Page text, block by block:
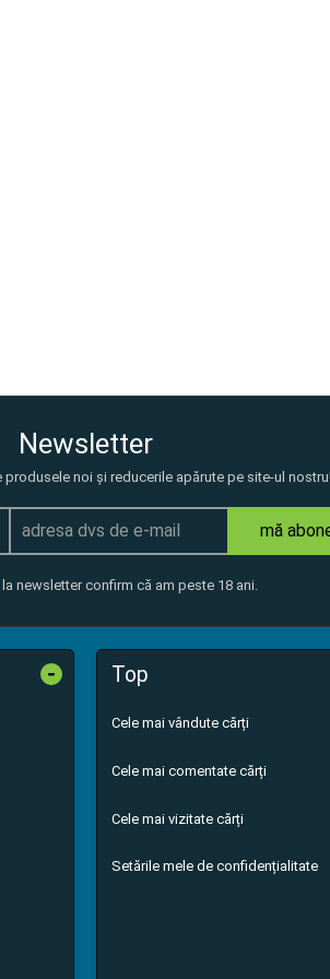
Newsletter
noi și reducerile apărute pe site-ul
mă
newsletter confirm că am peste 18 ani.
- Top
Cele mai vândute cărți
Cele mai comentate cărți
Cele mai vizitate cărți
Setările mele de confidențialitate